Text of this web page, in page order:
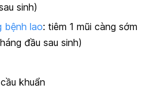
sinh)
bệnh lao: tiêm 1 mũi càng sớm
đầu sau sinh)
khuẩn